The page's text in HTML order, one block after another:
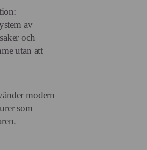
av
och
utan att
modern
som